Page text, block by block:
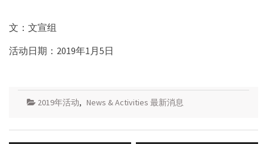
文：文宣组
活动日期：2019年1月5日
2019年活动, News & Activities 最新消息
Post